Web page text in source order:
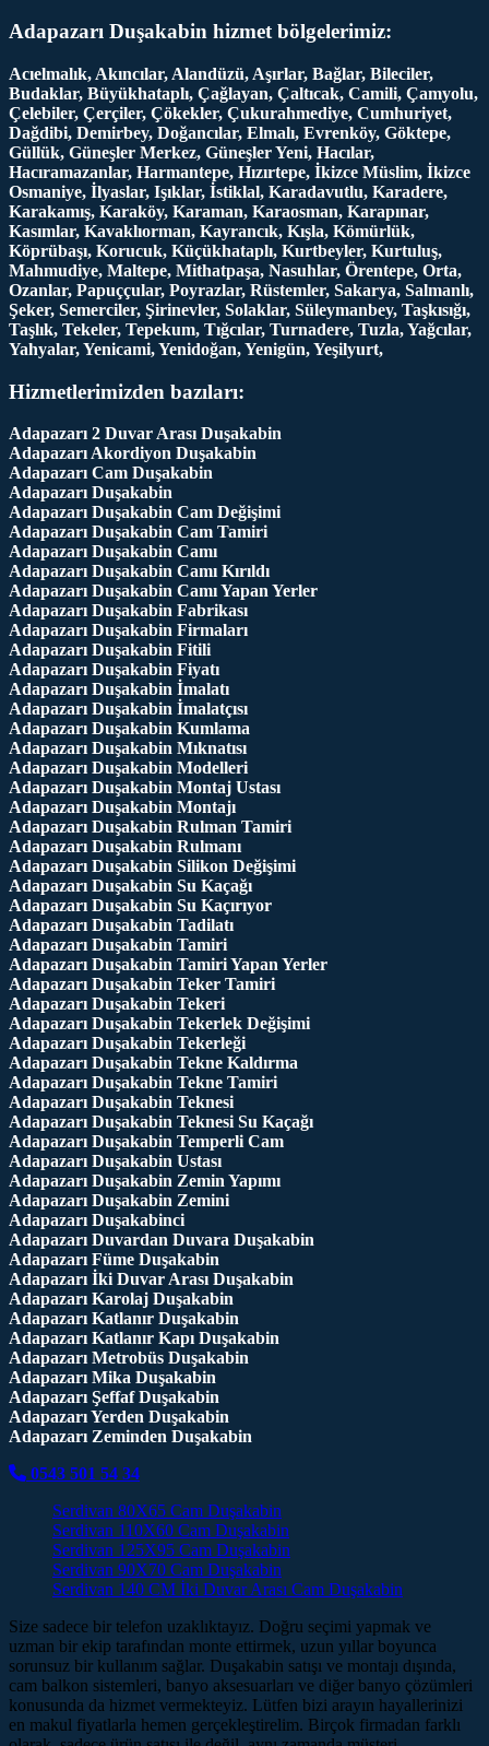
Adapazarı Duşakabin hizmet bölgelerimiz:
Acıelmalık, Akıncılar, Alandüzü, Aşırlar, Bağlar, Bileciler,
Budaklar, Büyükhataplı, Çağlayan, Çaltıcak, Camili, Çamyolu,
Çelebiler, Çerçiler, Çökekler, Çukurahmediye, Cumhuriyet,
Dağdibi, Demirbey, Doğancılar, Elmalı, Evrenköy, Göktepe,
Güllük, Güneşler Merkez, Güneşler Yeni, Hacılar,
Hacıramazanlar, Harmantepe, Hızırtepe, İkizce Müslim, İkizce
Osmaniye, İlyaslar, Işıklar, İstiklal, Karadavutlu, Karadere,
Karakamış, Karaköy, Karaman, Karaosman, Karapınar,
Kasımlar, Kavaklıorman, Kayrancık, Kışla, Kömürlük,
Köprübaşı, Korucuk, Küçükhataplı, Kurtbeyler, Kurtuluş,
Mahmudiye, Maltepe, Mithatpaşa, Nasuhlar, Örentepe, Orta,
Ozanlar, Papuççular, Poyrazlar, Rüstemler, Sakarya, Salmanlı,
Şeker, Semerciler, Şirinevler, Solaklar, Süleymanbey, Taşkısığı,
Taşlık, Tekeler, Tepekum, Tığcılar, Turnadere, Tuzla, Yağcılar,
Yahyalar, Yenicami, Yenidoğan, Yenigün, Yeşilyurt,
Hizmetlerimizden bazıları:
Adapazarı 2 Duvar Arası Duşakabin
Adapazarı Akordiyon Duşakabin
Adapazarı Cam Duşakabin
Adapazarı Duşakabin
Adapazarı Duşakabin Cam Değişimi
Adapazarı Duşakabin Cam Tamiri
Adapazarı Duşakabin Camı
Adapazarı Duşakabin Camı Kırıldı
Adapazarı Duşakabin Camı Yapan Yerler
Adapazarı Duşakabin Fabrikası
Adapazarı Duşakabin Firmaları
Adapazarı Duşakabin Fitili
Adapazarı Duşakabin Fiyatı
Adapazarı Duşakabin İmalatı
Adapazarı Duşakabin İmalatçısı
Adapazarı Duşakabin Kumlama
Adapazarı Duşakabin Mıknatısı
Adapazarı Duşakabin Modelleri
Adapazarı Duşakabin Montaj Ustası
Adapazarı Duşakabin Montajı
Adapazarı Duşakabin Rulman Tamiri
Adapazarı Duşakabin Rulmanı
Adapazarı Duşakabin Silikon Değişimi
Adapazarı Duşakabin Su Kaçağı
Adapazarı Duşakabin Su Kaçırıyor
Adapazarı Duşakabin Tadilatı
Adapazarı Duşakabin Tamiri
Adapazarı Duşakabin Tamiri Yapan Yerler
Adapazarı Duşakabin Teker Tamiri
Adapazarı Duşakabin Tekeri
Adapazarı Duşakabin Tekerlek Değişimi
Adapazarı Duşakabin Tekerleği
Adapazarı Duşakabin Tekne Kaldırma
Adapazarı Duşakabin Tekne Tamiri
Adapazarı Duşakabin Teknesi
Adapazarı Duşakabin Teknesi Su Kaçağı
Adapazarı Duşakabin Temperli Cam
Adapazarı Duşakabin Ustası
Adapazarı Duşakabin Zemin Yapımı
Adapazarı Duşakabin Zemini
Adapazarı Duşakabinci
Adapazarı Duvardan Duvara Duşakabin
Adapazarı Füme Duşakabin
Adapazarı İki Duvar Arası Duşakabin
Adapazarı Karolaj Duşakabin
Adapazarı Katlanır Duşakabin
Adapazarı Katlanır Kapı Duşakabin
Adapazarı Metrobüs Duşakabin
Adapazarı Mika Duşakabin
Adapazarı Şeffaf Duşakabin
Adapazarı Yerden Duşakabin
Adapazarı Zeminden Duşakabin
0543 501 54 34
Serdivan 80X65 Cam Duşakabin
Serdivan 110X60 Cam Duşakabin
Serdivan 125X95 Cam Duşakabin
Serdivan 90X70 Cam Duşakabin
Serdivan 140 CM İki Duvar Arası Cam Duşakabin
Size sadece bir telefon uzaklıktayız. Doğru seçimi yapmak ve
uzman bir ekip tarafından monte ettirmek, uzun yıllar boyunca
sorunsuz bir kullanım sağlar. Duşakabin satışı ve montajı dışında,
cam balkon sistemleri, banyo aksesuarları ve diğer banyo çözümleri
konusunda da hizmet vermekteyiz. Lütfen bizi arayın hayallerinizi
en makul fiyatlarla hemen gerçekleştirelim. Birçok firmadan farklı